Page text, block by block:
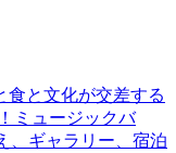
⾷と⽂化が交差する
ミュージックバ
、ギャラリー、宿泊